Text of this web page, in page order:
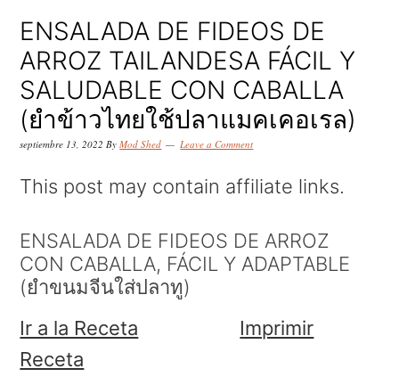
i
p
t
o
p
r
m
a
r
y
n
i
p
t
o
m
a
n
c
o
n
t
i
p
t
o
p
r
m
a
r
y
s
ENSALADA DE FIDEOS DE
ARROZ TAILANDESA FÁCIL Y
SALUDABLE CON CABALLA
(ยำข้าวไทยใช้ปลาแมคเคอเรล)
septiembre 13, 2022 ByMod Shed Leave a Comment
This post may contain affiliate links.
ENSALADA DE FIDEOS DE ARROZ
CON CABALLA, FÁCIL Y ADAPTABLE
(ยำขนมจีนใส่ปลาทู)
Ir a la Receta
Imprimir
Receta